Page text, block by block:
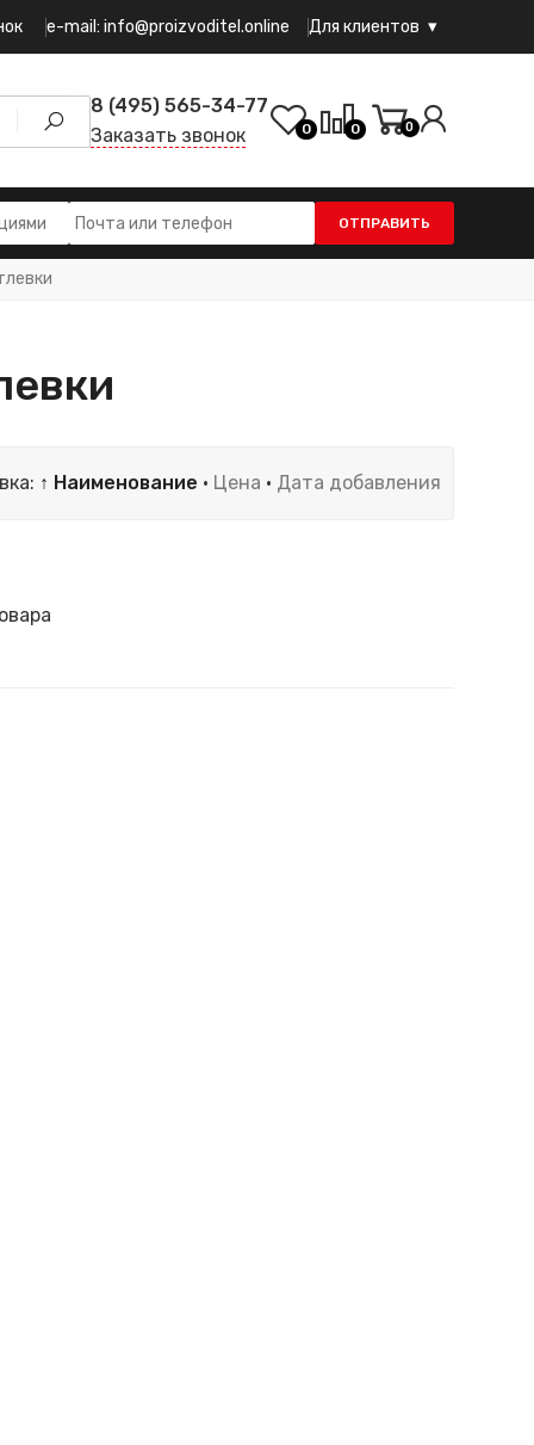
e-mail: info@proizvoditel.online Для клиентов
8 (495) 565-34-77
Заказать звонок
0 0 0
ОТПРАВИТЬ
↑ Наименование · Цена · Дата добавления